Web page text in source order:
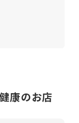
康のお店